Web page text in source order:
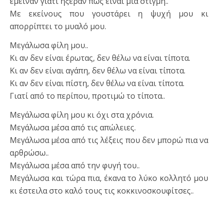
Με εκείνους που γουστάρει η ψυχή μου κι
απορρίπτει το μυαλό μου.
Μεγάλωσα φίλη μου..
Κι αν δεν είναι έρωτας, δεν θέλω να είναι τίποτα.
Κι αν δεν είναι αγάπη, δεν θέλω να είναι τίποτα.
Κι αν δεν είναι πίστη, δεν θέλω να είναι τίποτα.
Γιατί από το περίπου, προτιμώ το τίποτα..
Μεγάλωσα φίλη μου κι όχι στα χρόνια.
Μεγάλωσα μέσα από τις απώλειες.
Μεγάλωσα μέσα από τις λέξεις που δεν μπορώ πια να
αρθρώσω..
Μεγάλωσα μέσα από την φυγή του..
Μεγάλωσα και τώρα πια, έκανα το λύκο κολλητό μου
κι έστειλα στο καλό τους τις κοκκινοσκουφίτσες..